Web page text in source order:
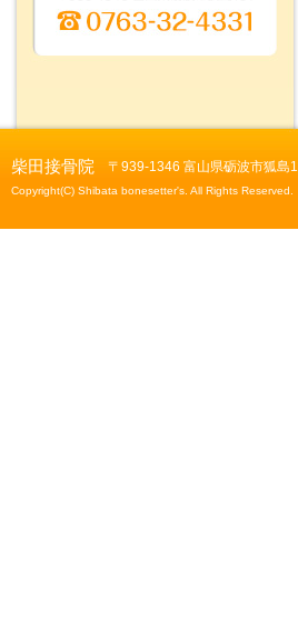
柴田接骨院 〒939-1346 富山県砺波市狐島
Copyright(C) Shibata bonesetter's. All Rights Reserved.